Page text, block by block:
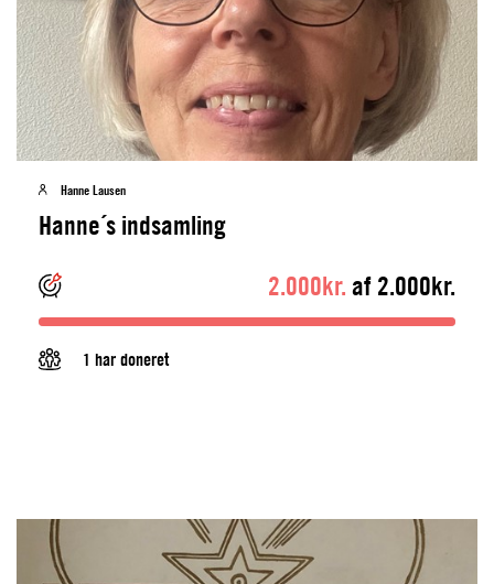
Hanne Lausen
Hanne´s indsamling
2.000kr. af 2.000kr.
1 har doneret